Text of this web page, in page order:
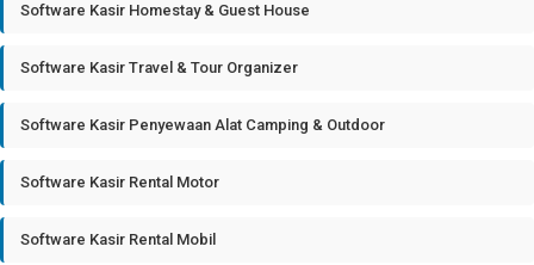
Software Kasir Homestay & Guest House
Software Kasir Travel & Tour Organizer
Software Kasir Penyewaan Alat Camping & Outdoor
Software Kasir Rental Motor
Software Kasir Rental Mobil